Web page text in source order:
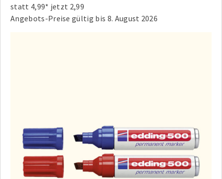
statt 4,99* jetzt 2,99
Angebots-Preise gültig bis 8. August 2026